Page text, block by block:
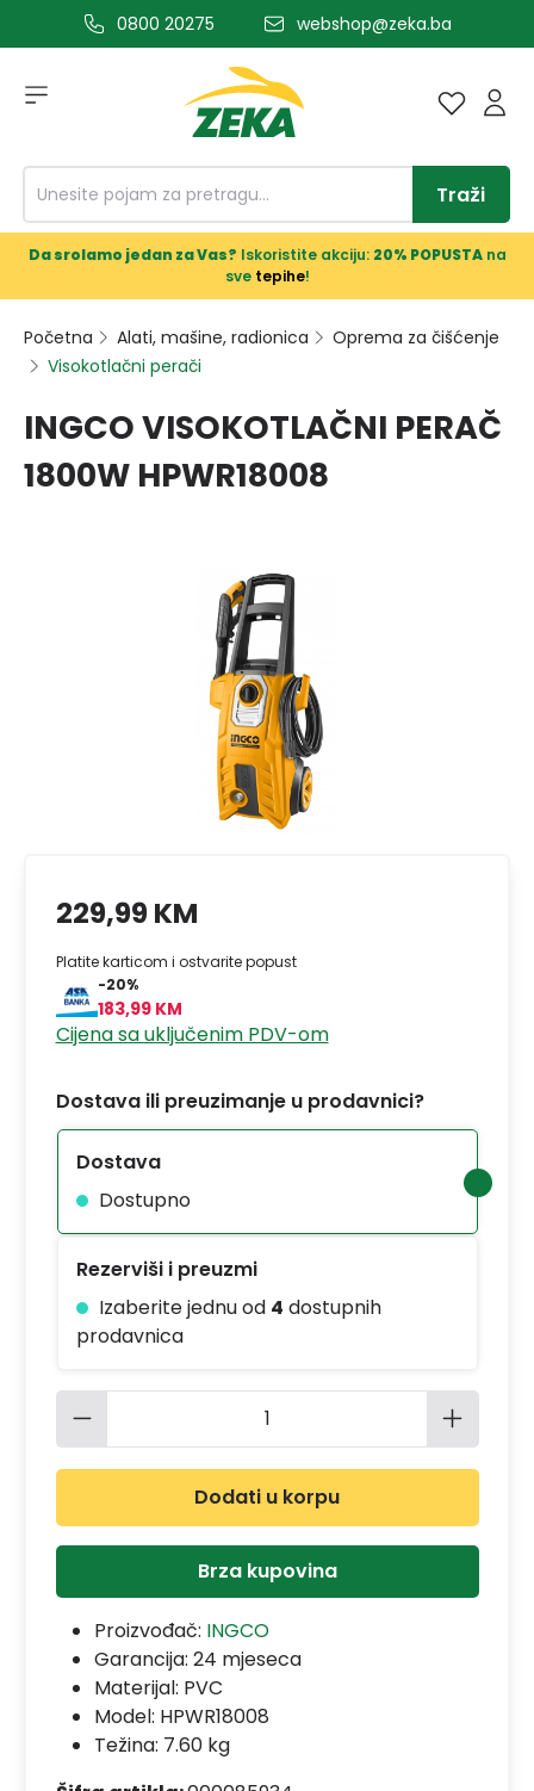
glavni sadržaj0800 20275 webshop@zeka.ba
Traži
Da srolamo jedan za Vas? Iskoristite akciju: 20% POPUSTAna
sve tepihe!
Početna Alati, mašine, radionica
Oprema za čišćenje
Visokotlačni perač​i
INGCO VISOKOTLAČNI PERAČ
1800W HPWR18008
229,99 KM
Platite karticom i ostvarite popust
-20%
183,99 KM
Cijena sa uključenim PDV-om
Dostava ili preuzimanje u prodavnici?
Dostava
Dostupno
Rezerviši i preuzmi
Izaberite jednu od 4 dostupnih
prodavnica
Količina proizvoda: Unesite
Dodati u korpu
Brza kupovina
Proizvođač: INGCO
Garancija: 24 mjeseca
Materijal: PVC
Model: HPWR18008
Težina: 7.60 kg